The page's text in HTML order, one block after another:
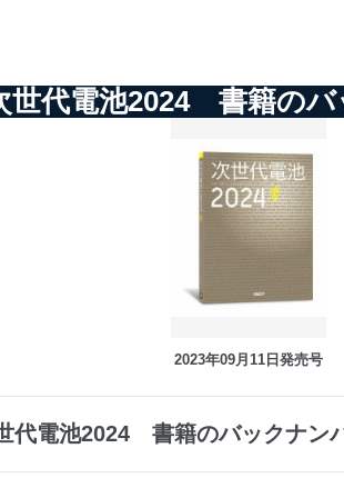
世代電池2024 書籍のバ
2023年09月11日発売号
代電池2024 書籍のバックナン